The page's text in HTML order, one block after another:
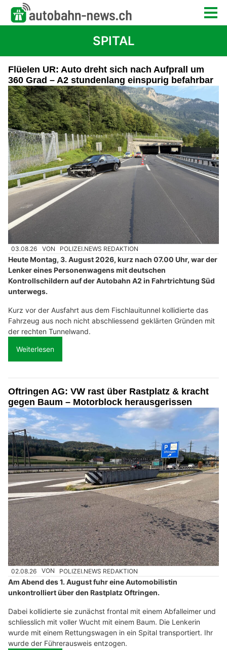
SPITAL
Flüelen UR: Auto dreht sich nach Aufprall um
360 Grad – A2 stundenlang einspurig befahrbar
03.08.26 VON POLIZEI.NEWS REDAKTION
Heute Montag, 3. August 2026, kurz nach 07.00 Uhr, war der
Lenker eines Personenwagens mit deutschen
Kontrollschildern auf der Autobahn A2 in Fahrtrichtung Süd
unterwegs.
Kurz vor der Ausfahrt aus dem Fischlauitunnel kollidierte das
Fahrzeug aus noch nicht abschliessend geklärten Gründen mit
der rechten Tunnelwand.
Weiterlesen
Oftringen AG: VW rast über Rastplatz & kracht
gegen Baum – Motorblock herausgerissen
02.08.26 VON POLIZEI.NEWS REDAKTION
Am Abend des 1. August fuhr eine Automobilistin
unkontrolliert über den Rastplatz Oftringen.
Dabei kollidierte sie zunächst frontal mit einem Abfalleimer und
schliesslich mit voller Wucht mit einem Baum. Die Lenkerin
wurde mit einem Rettungswagen in ein Spital transportiert. Ihr
wurde der Führerausweis entzogen.